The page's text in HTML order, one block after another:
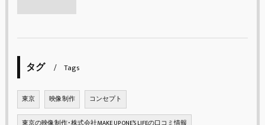
タグ Tags
東京 映像制作 コンセプト